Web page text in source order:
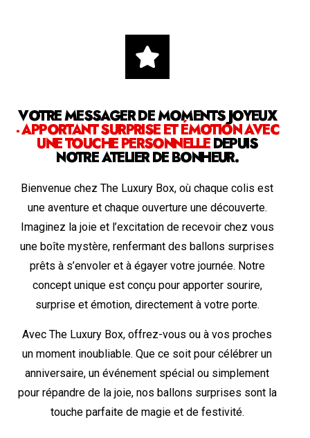
VOTRE MESSAGER DE MOMENTS JOYEUX
- APPORTANT SURPRISE ET ÉMOTION AVEC
UNE TOUCHE PERSONNELLEDEPUIS
NOTRE ATELIER DE BONHEUR.
Bienvenue chez The Luxury Box, où chaque colis est
une aventure et chaque ouverture une découverte.
Imaginez la joie et l’excitation de recevoir chez vous
une boîte mystère, renfermant des ballons surprises
prêts à s’envoler et à égayer votre journée. Notre
concept unique est conçu pour apporter sourire,
surprise et émotion, directement à votre porte.
Avec The Luxury Box, offrez-vous ou à vos proches
un moment inoubliable. Que ce soit pour célébrer un
anniversaire, un événement spécial ou simplement
pour répandre de la joie, nos ballons surprises sont la
touche parfaite de magie et de festivité.